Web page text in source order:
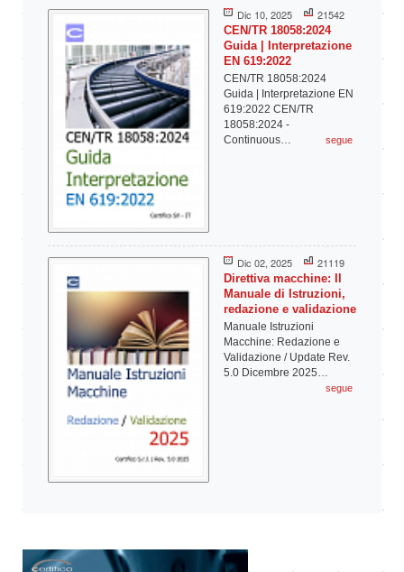
Dic 10, 2025 21542
CEN/TR 18058:2024
Guida | Interpretazione
EN 619:2022
CEN/TR 18058:2024
Guida | Interpretazione EN
619:2022 CEN/TR
18058:2024 -
Continuous…
segue
Dic 02, 2025 21119
Direttiva macchine: Il
Manuale di Istruzioni,
redazione e validazione
Manuale Istruzioni
Macchine: Redazione e
Validazione / Update Rev.
5.0 Dicembre 2025…
segue